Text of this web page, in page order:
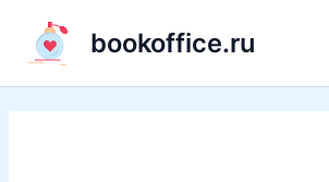
содержимому
bookoffice.ru